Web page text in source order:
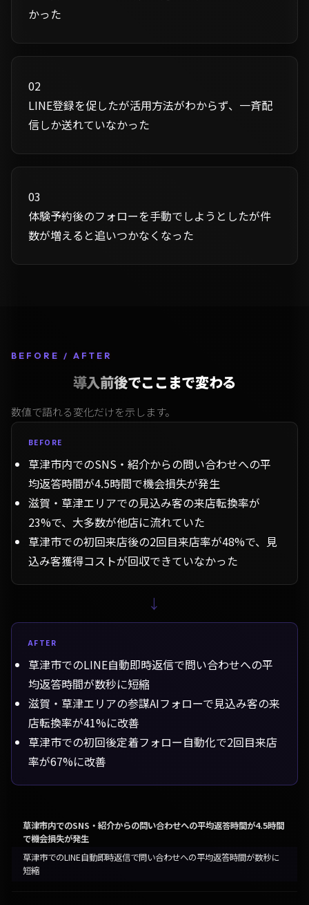
かった
02
LINE登録を促したが活用方法がわからず、一斉配
信しか送れていなかった
03
体験予約後のフォローを手動でしようとしたが件
数が増えると追いつかなくなった
BEFORE / AFTER
導入前後でここまで変わる
数値で語れる変化だけを示します。
BEFORE
草津市内でのSNS・紹介からの問い合わせへの平
均返答時間が4.5時間で機会損失が発生
滋賀・草津エリアでの見込み客の来店転換率が
23%で、大多数が他店に流れていた
草津市での初回来店後の2回目来店率が48%で、見
込み客獲得コストが回収できていなかった
→
AFTER
草津市でのLINE自動即時返信で問い合わせへの平
均返答時間が数秒に短縮
滋賀・草津エリアの参謀AIフォローで見込み客の来
店転換率が41%に改善
草津市での初回後定着フォロー自動化で2回目来店
率が67%に改善
草津市内でのSNS・紹介からの問い合わせへの平均返答時間が4.5時間
で機会損失が発生
草津市でのLINE自動即時返信で問い合わせへの平均返答時間が数秒に
短縮